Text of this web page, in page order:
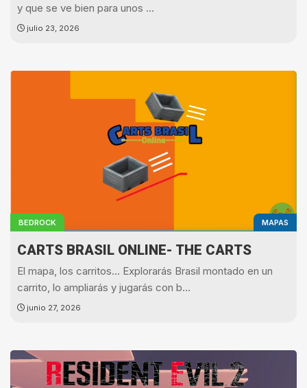
y que se ve bien para unos …
julio 23, 2026
MAPAS
BEDROCK
CARTS BRASIL ONLINE- THE CARTS
El mapa, los carritos... Explorarás Brasil montado en un
carrito, lo ampliarás y jugarás con b…
junio 27, 2026